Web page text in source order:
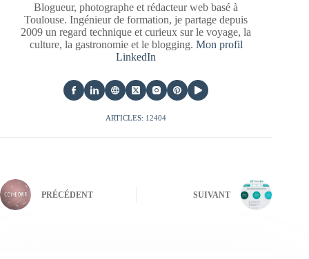
Blogueur, photographe et rédacteur web basé à
Toulouse. Ingénieur de formation, je partage depuis
2009 un regard technique et curieux sur le voyage, la
culture, la gastronomie et le blogging. Mon profil
LinkedIn
ARTICLES: 12404
PRÉCÉDENT SUIVANT